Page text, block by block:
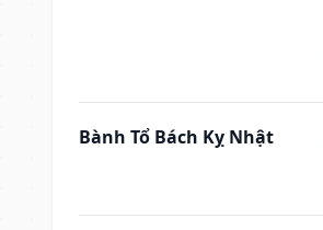
Bành Tổ Bách Kỵ Nhật